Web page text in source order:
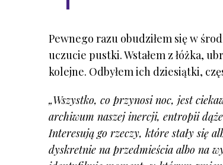
Pewnego razu obudziłem się w
uczucie pustki. Wstałem z łóżka,
kolejne. Odbyłem ich dziesiątki,
„Wszystko, co przynosi noc, jest
archiwum naszej inercji, entropii
Interesują go rzeczy, które stały się
dyskretnie na przedmieścia albo na